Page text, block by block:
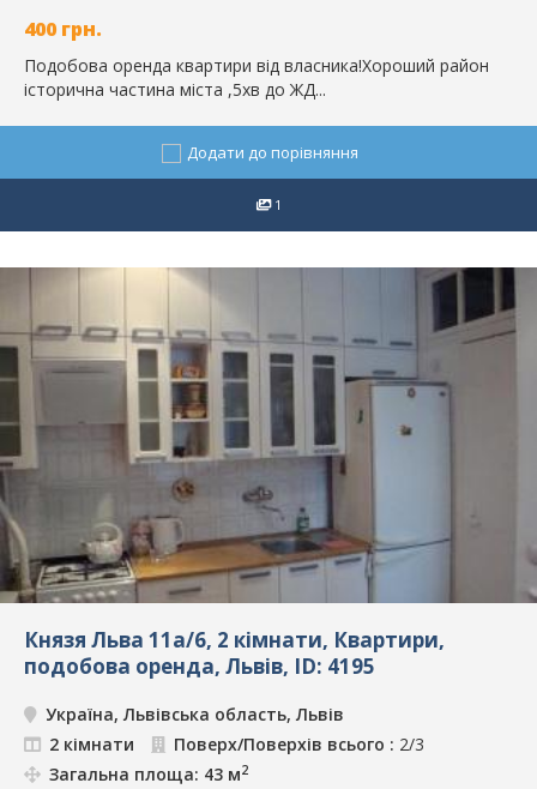
400 грн.
Подобова оренда квартири від власника!Хороший район
історична частина міста ,5хв до ЖД...
Додати до порівняння
1
Князя Льва 11а/6, 2 кімнати, Квартири,
подобова оренда, Львів, ID: 4195
Україна, Львівська область, Львів
2 кімнати
Поверх/Поверхів всього : 2/3
Загальна площа: 43 м2